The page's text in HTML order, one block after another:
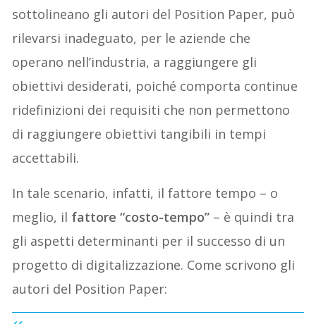
sottolineano gli autori del Position Paper, può
rilevarsi inadeguato, per le aziende che
operano nell’industria, a raggiungere gli
obiettivi desiderati, poiché comporta continue
ridefinizioni dei requisiti che non permettono
di raggiungere obiettivi tangibili in tempi
accettabili.
In tale scenario, infatti, il fattore tempo – o
meglio, il fattore “costo-tempo” – è quindi tra
gli aspetti determinanti per il successo di un
progetto di digitalizzazione. Come scrivono gli
autori del Position Paper: